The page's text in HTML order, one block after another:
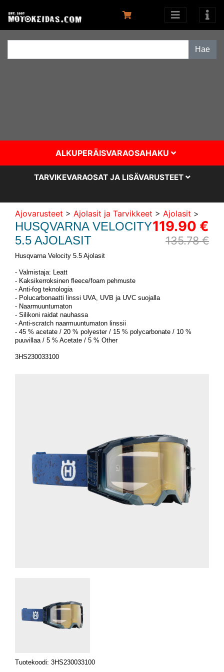
ALKUPERÄISVARAOSAHAKU
TARVIKEVARAOSAT JA LISÄVARUSTEET
Ajovarusteet > Ajolasit ja Tarvikkeet > Ajolasit >
119.90 €
135.78 €
HUSQVARNA VELOCITY
5.5 AJOLASIT
Husqvarna Velocity 5.5 Ajolasit
- Valmistaja: Leatt
- Kaksikerroksinen fleece/foam pehmuste
- Anti-fog teknologia
- Polucarbonaatti linssi UVA, UVB ja UVC suojalla
- Naarmuuntumaton
- Silikoni raidat nauhassa
- Anti-scratch naarmuuntumaton linssii
- 45 % acetate / 20 % polyester / 15 % polycarbonate / 10 %
puuvillaa / 5 % Acetate / 5 % Other
3HS230033100
Tuotekoodi: 3HS230033100